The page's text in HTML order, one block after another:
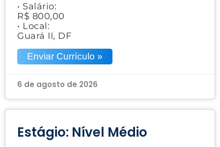
• Salário:
R$ 800,00
• Local:
Guará II, DF
Enviar Currículo »
6 de agosto de 2026
Estágio: Nível Médio